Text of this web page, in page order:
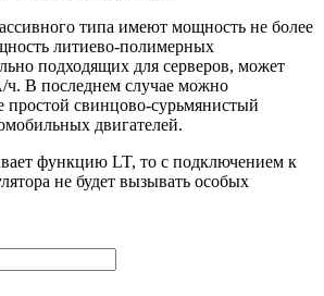
типа имеют мощность не более
литиево-полимерных
подходящих для серверов, может
ч. В последнем случае можно
простой свинцово-сурьмянистый
двигателей.
функцию LT, то с подключением к
не будет вызывать особых